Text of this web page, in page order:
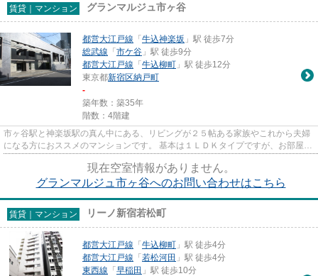
賃貸｜マンション グランマルジュ市ヶ谷
都営大江戸線 「 牛込神楽坂 」駅 徒歩7分
総武線 「 市ケ谷 」駅 徒歩9分
都営大江戸線 「 牛込柳町 」駅 徒歩12分
東京都新宿区納戸町
-
築年数：築35年
階数：4階建
市ヶ谷駅と神楽坂駅の真ん中にある、リビングが２５帖ある家族やこれから夫婦
になる方におススメのマンションです。 基本は１ＬＤＫタイプですが、お部屋に
現在空室情報がありません。
グランマルジュ市ヶ谷へのお問い合わせはこちら
賃貸｜マンション リーノ新宿若松町
都営大江戸線 「 牛込柳町 」駅 徒歩4分
都営大江戸線 「 若松河田 」駅 徒歩4分
東西線 「 早稲田 」駅 徒歩10分